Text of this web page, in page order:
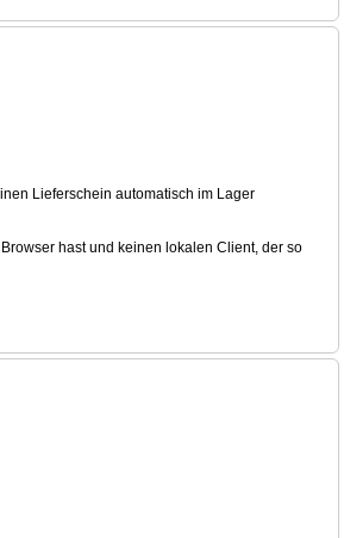
Lieferschein automatisch im Lager
hast und keinen lokalen Client, der so